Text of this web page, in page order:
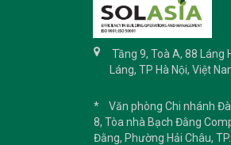
Tầng 9, Toà A, 88 Láng
Láng, TP Hà Nội, Việt
* Văn phòng Chi nhánh Đà
8, Tòa nhà Bạch Đằng
Đằng, Phường Hải Châu,